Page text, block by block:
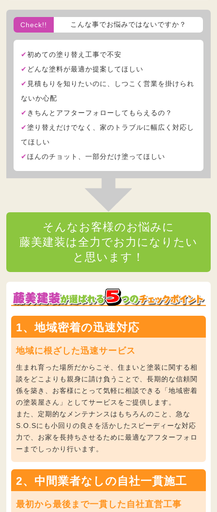
Check!! こんな事でお悩みではないですか？
初めての塗り替え工事で不安
どんな塗料が最適か提案してほしい
見積もりを知りたいのに、しつこく営業を掛けられ
ないか心配
きちんとアフターフォローしてもらえるの？
塗り替えだけでなく、家のトラブルに幅広く対応し
てほしい
ほんのチョット、一部分だけ塗ってほしい
そんなお客様のお悩みに
藤美建装は全力でお力になりたい
と思います！
1、地域密着の迅速対応
地域に根ざした迅速サービス
生まれ育った場所だからこそ、住まいと塗装に関する相
談をどこよりも親身に請け負うことで、長期的な信頼関
係を築き、お客様にとって気軽に相談できる
「地域密着
の塗装屋さん」
としてサービスをご提供します。
また、定期的なメンテナンスはもちろんのこと、急な
S.O.Sにも小回りの良さを活かしたスピーディーな対応
力で、お家を長持ちさせるために最適なアフターフォロ
ーまでしっかり行います。
2、中間業者なしの自社一貫施工
最初から最後まで一貫した自社直営工事